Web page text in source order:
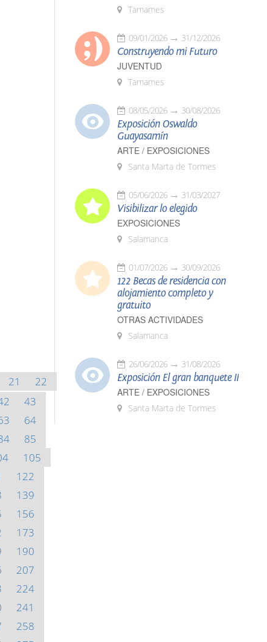
21
22
43
64
85
105
122
139
156
173
190
207
224
241
258
Tamames
09/01/2026 31/12/2026
Construyendo mi Futuro
JUVENTUD
Tamames
08/05/2026 30/08/2026
Exposición Oswaldo
Guayasamín
ARTE / EXPOSICIONES
Santa Marta de Tormes
05/06/2026 31/03/2027
Visibilizar lo elegido
EXPOSICIONES
Salamanca
01/07/2026 30/09/2026
122 Becas de residencia con
alojamiento completo y
gratuito
OTRAS ACTIVIDADES
Salamanca
26/06/2026 31/08/2026
Exposición El gran banquete II
ARTE / EXPOSICIONES
Santa Marta de Tormes